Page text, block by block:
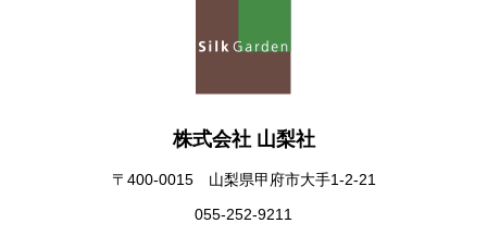
株式会社 山梨社
〒400-0015 山梨県甲府市大手1-2-21
055-252-9211